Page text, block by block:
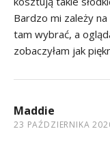
Bardzo mi zależy
tam wybrać, a
zobaczyłam jak
Maddie
23 PAŹDZIERNIKA